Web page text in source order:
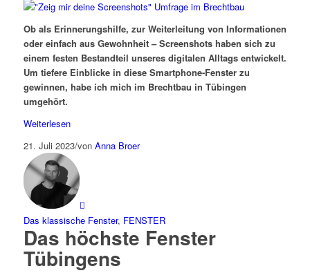
Ob als Erinnerungshilfe, zur Weiterleitung von Informationen
oder einfach aus Gewohnheit – Screenshots haben sich zu
einem festen Bestandteil unseres digitalen Alltags entwickelt.
Um tiefereEinblicke in diese Smartphone-Fenster zu
gewinnen, habe ich mich im Brechtbau in Tübingen
umgehört.
Weiterlesen
21. Juli 2023/von Anna Broer
Das klassische Fenster, FENSTER
Das höchste Fenster
Tübingens